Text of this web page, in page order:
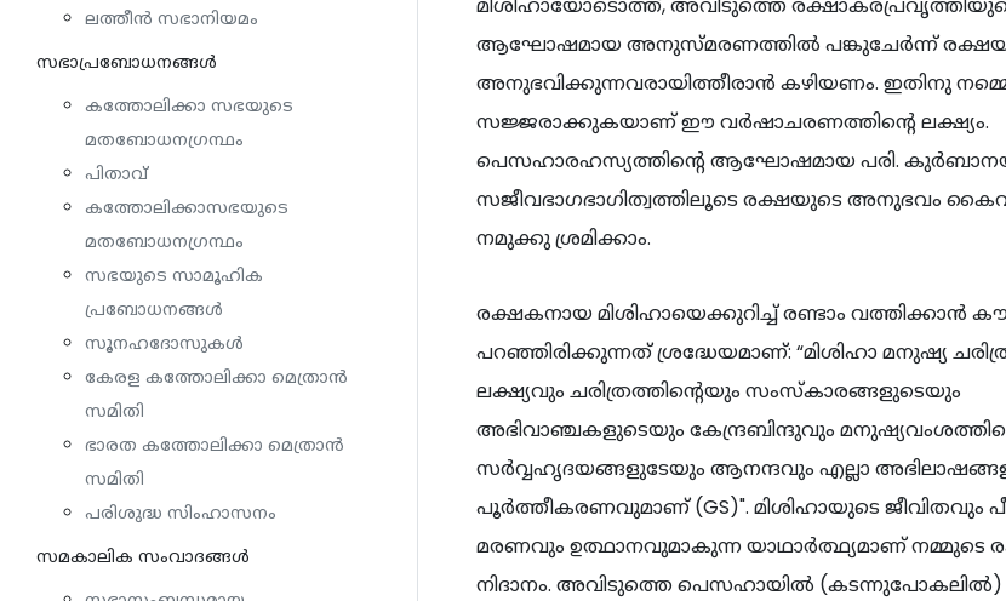
ലത്തീൻ സഭാനിയമം
സഭാപ്രബോധനങ്ങള്‍
കത്തോലിക്കാ സഭയുടെ
മതബോധനഗ്രന്ഥം
പിതാവ്
കത്തോലിക്കാസഭയുടെ
മതബോധനഗ്രന്ഥം
സഭയുടെ സാമൂഹിക
പ്രബോധനങ്ങൾ
സൂനഹദോസുകൾ
കേരള കത്തോലിക്കാ മെത്രാൻ
സമിതി
ഭാരത കത്തോലിക്കാ മെത്രാൻ
സമിതി
പരിശുദ്ധ സിംഹാസനം
സമകാലിക സംവാദങ്ങൾ
ആഘോഷമായ അനുസ്മരണത്തിൽ പങ്കുചേർന്ന്
അനുഭവിക്കുന്നവരായിത്തീരാൻ കഴിയണം. ഇതിനു
സജ്ജരാക്കുകയാണ് ഈ വർഷാചരണത്തിന്റെ ലക്ഷ്യം.
പെസഹാരഹസ്യത്തിന്റെ ആഘോഷമായ പരി.
സജീവഭാഗഭാഗിത്വത്തിലൂടെ രക്ഷയുടെ അനുഭവം
നമുക്കു ശ്രമിക്കാം.
രക്ഷകനായ മിശിഹായെക്കുറിച്ച് രണ്ടാം വത്തിക്കാൻ
പറഞ്ഞിരിക്കുന്നത് ശ്രദ്ധേയമാണ്: “മിശിഹാ മനുഷ്യ
ലക്ഷ്യവും ചരിത്രത്തിന്റെയും സംസ്കാരങ്ങളുടെയും
അഭിവാഞ്ചകളുടെയും കേന്ദ്രബിന്ദുവും
സർവ്വഹൃദയങ്ങളുടേയും ആനന്ദവും എല്ലാ
പൂർത്തീകരണവുമാണ് (GS)". മിശിഹായുടെ ജീവിതവും
മരണവും ഉത്ഥാനവുമാകുന്ന യാഥാർത്ഥ്യമാണ് നമ്മുടെ
നിദാനം. അവിടുത്തെ പെസഹായിൽ (കടന്നുപോകലിൽ)